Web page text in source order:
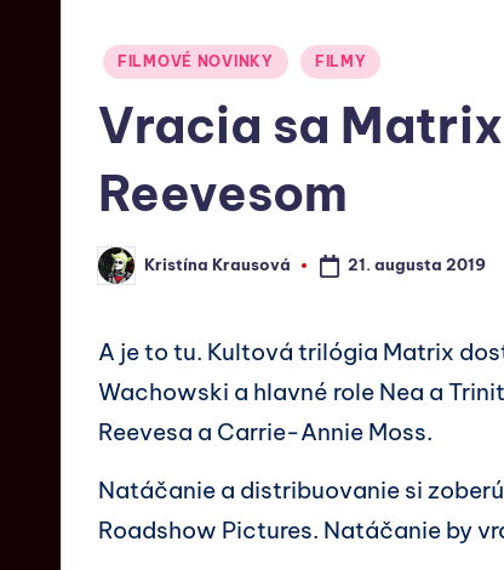
FILMOVÉ NOVINKY FILMY
Vracia sa
Reevesom
Kristína Krausová 21. augusta 2019
A je to tu. Kultová trilógia Matrix
Wachowski a hlavné role Nea a
Reevesa a Carrie-Annie Moss.
Natáčanie a distribuovanie si
Roadshow Pictures. Natáčanie by